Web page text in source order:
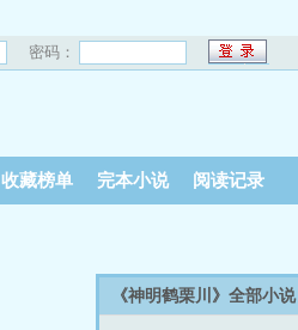
密码：
收藏榜单 完本小说 阅读记录
《神明鹤栗川》全部小说